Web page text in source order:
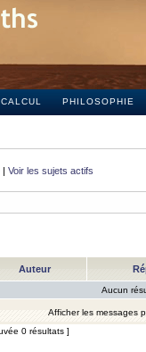
CALCUL PHILOSOPHIE
| Voir les sujets actifs
Auteur
Aucun
Afficher les messages
0 résultats ]